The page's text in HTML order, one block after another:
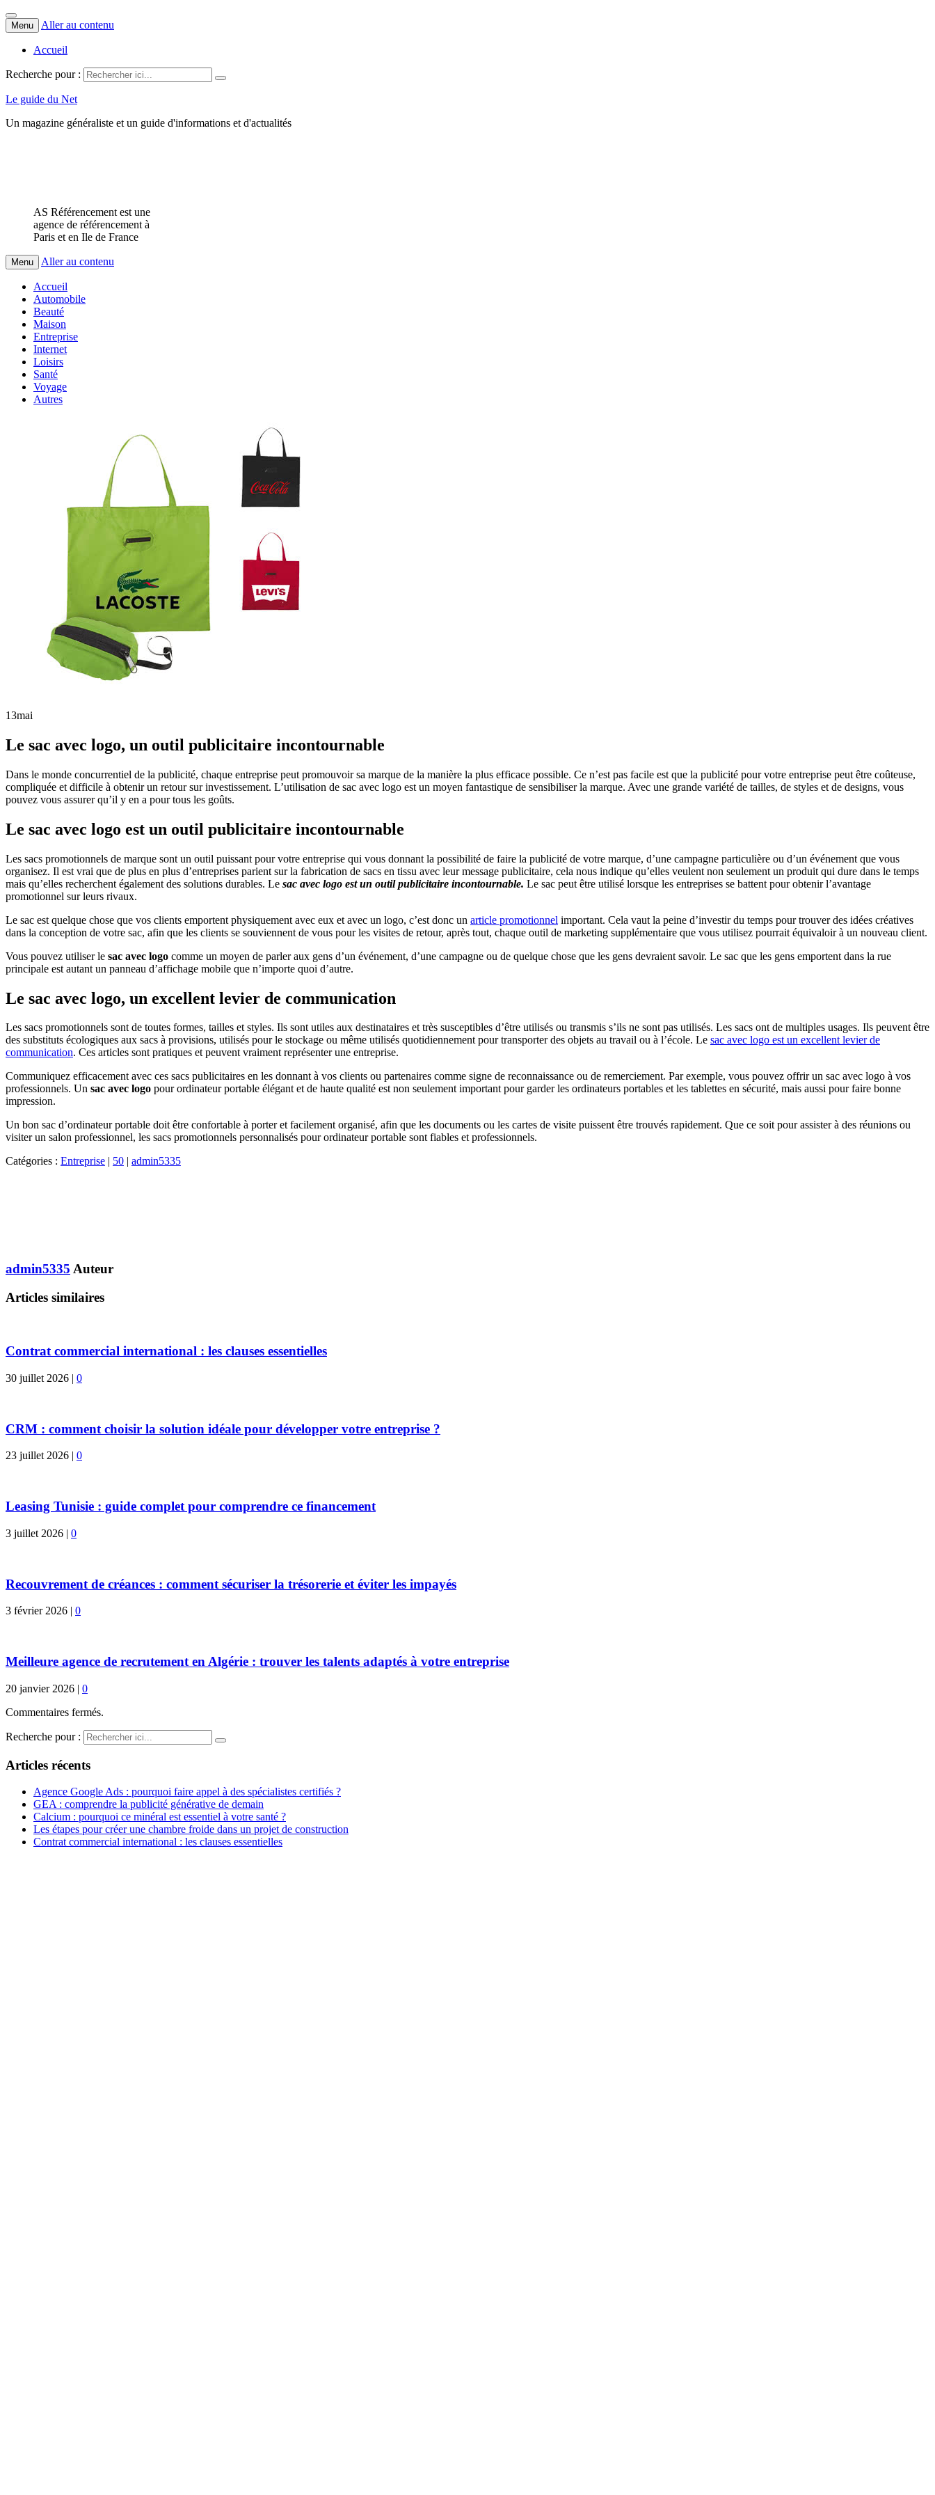
Menu Aller au contenu
Accueil
Recherche pour :
Le guide du Net
Un magazine généraliste et un guide d'informations et d'actualités
AS Référencement est une
agence de référencement à
Paris et en Ile de France
Menu Aller au contenu
Accueil
Automobile
Beauté
Maison
Entreprise
Internet
Loisirs
Santé
Voyage
Autres
13mai
Le sac avec logo, un outil publicitaire incontournable
Dans le monde concurrentiel de la publicité, chaque entreprise peut promouvoir sa marque de la manière la plus efficace possible. Ce n’est pas facile est que la publicité pour votre entreprise peut être coûteuse,
compliquée et difficile à obtenir un retour sur investissement. L’utilisation de sac avec logo est un moyen fantastique de sensibiliser la marque. Avec une grande variété de tailles, de styles et de designs, vous
pouvez vous assurer qu’il y en a pour tous les goûts.
Le sac avec logo est un outil publicitaire incontournable
Les sacs promotionnels de marque sont un outil puissant pour votre entreprise qui vous donnant la possibilité de faire la publicité de votre marque, d’une campagne particulière ou d’un événement que vous
organisez. Il est vrai que de plus en plus d’entreprises parient sur la fabrication de sacs en tissu avec leur message publicitaire, cela nous indique qu’elles veulent non seulement un produit qui dure dans le temps
mais qu’elles recherchent également des solutions durables. Le sac avec logo est un outil publicitaire incontournable. Le sac peut être utilisé lorsque les entreprises se battent pour obtenir l’avantage
promotionnel sur leurs rivaux.
Le sac est quelque chose que vos clients emportent physiquement avec eux et avec un logo, c’est donc un article promotionnel important. Cela vaut la peine d’investir du temps pour trouver des idées créatives
dans la conception de votre sac, afin que les clients se souviennent de vous pour les visites de retour, après tout, chaque outil de marketing supplémentaire que vous utilisez pourrait équivaloir à un nouveau client.
Vous pouvez utiliser le sac avec logo comme un moyen de parler aux gens d’un événement, d’une campagne ou de quelque chose que les gens devraient savoir. Le sac que les gens emportent dans la rue
principale est autant un panneau d’affichage mobile que n’importe quoi d’autre.
Le sac avec logo, un excellent levier de communication
Les sacs promotionnels sont de toutes formes, tailles et styles. Ils sont utiles aux destinataires et très susceptibles d’être utilisés ou transmis s’ils ne sont pas utilisés. Les sacs ont de multiples usages. Ils peuvent être
des substituts écologiques aux sacs à provisions, utilisés pour le stockage ou même utilisés quotidiennement pour transporter des objets au travail ou à l’école. Le sac avec logo est un excellent levier de
communication. Ces articles sont pratiques et peuvent vraiment représenter une entreprise.
Communiquez efficacement avec ces sacs publicitaires en les donnant à vos clients ou partenaires comme signe de reconnaissance ou de remerciement. Par exemple, vous pouvez offrir un sac avec logo à vos
professionnels. Un sac avec logo pour ordinateur portable élégant et de haute qualité est non seulement important pour garder les ordinateurs portables et les tablettes en sécurité, mais aussi pour faire bonne
impression.
Un bon sac d’ordinateur portable doit être confortable à porter et facilement organisé, afin que les documents ou les cartes de visite puissent être trouvés rapidement. Que ce soit pour assister à des réunions ou
visiter un salon professionnel, les sacs promotionnels personnalisés pour ordinateur portable sont fiables et professionnels.
Catégories : Entreprise | 50 | admin5335
admin5335 Auteur
Articles similaires
Contrat commercial international : les clauses essentielles
30 juillet 2026 | 0
CRM : comment choisir la solution idéale pour développer votre entreprise ?
23 juillet 2026 0
Leasing Tunisie : guide complet pour comprendre ce financement
3 juillet 2026 | 0
Recouvrement de créances : comment sécuriser la trésorerie et éviter les impayés
3 février 2026 | 0
Meilleure agence de recrutement en Algérie : trouver les talents adaptés à votre entreprise
20 janvier 2026 | 0
Commentaires fermés.
Recherche pour :
Articles récents
Agence Google Ads : pourquoi faire appel à des spécialistes certifiés ?
GEA : comprendre la publicité générative de demain
Calcium : pourquoi ce minéral est essentiel à votre santé ?
Les étapes pour créer une chambre froide dans un projet de construction
Contrat commercial international : les clauses essentielles